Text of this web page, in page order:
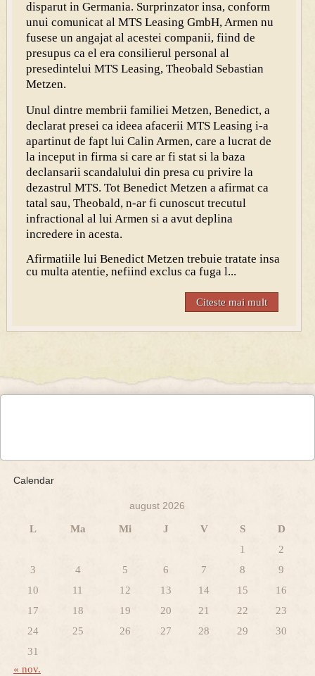
disparut in Germania. Surprinzator insa, conform
unui comunicat al MTS Leasing GmbH, Armen nu
fusese un angajat al acestei companii, fiind de
presupus ca el era consilierul personal al
presedintelui MTS Leasing, Theobald Sebastian
Metzen.
Unul dintre membrii familiei Metzen, Benedict, a
declarat presei ca ideea afacerii MTS Leasing i-a
apartinut de fapt lui Calin Armen, care a lucrat de
la inceput in firma si care ar fi stat si la baza
declansarii scandalului din presa cu privire la
dezastrul MTS. Tot Benedict Metzen a afirmat ca
tatal sau, Theobald, n-ar fi cunoscut trecutul
infractional al lui Armen si a avut deplina
incredere in acesta.
Afirmatiile lui Benedict Metzen trebuie tratate insa
cu multa atentie, nefiind exclus ca fuga l...
Citeste mai mult
Calendar
august 2026
L Ma Mi J V S
D
1
2
3
4 5 6 7 8
9
10
11 12 13 14 15
16
17
18 19 20 21 22
23
24
25 26 27 28 29
30
31
« nov.